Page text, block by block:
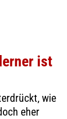
ist
wie
eher